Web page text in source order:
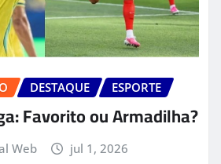
DESTAQUE ESPORTE
Favorito ou Armadilha?
Web jul 1, 2026